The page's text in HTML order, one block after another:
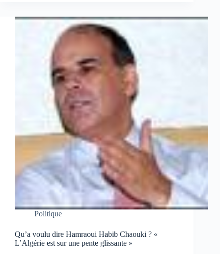
Politique
Qu’a voulu dire Hamraoui Habib Chaouki ? «
L’Algérie est sur une pente glissante »